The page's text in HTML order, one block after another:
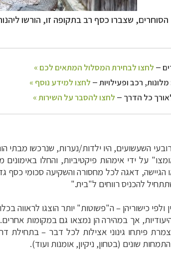
הסוחרים, שצברו כסף רב בתקופה זו, הורשו
השעשועים, היו ילדות/נערות, שנרכשו מבתי
על ידי אימהות פיקטיביות, והחלו
דאגה לכל מחסורה והשקיעה סכומי כסף
להכניס רווחים ל"בית".
ולפי כישוריהן –ה"פשוטות" יותר הוצגו לראווה
אך במהירה הן נמצאו גם במקומות אחרים.
פיתחו גינוני אצילות לכל דבר – בתחילת
שונים (בטחון, ניקיון, אומנות ועוד).